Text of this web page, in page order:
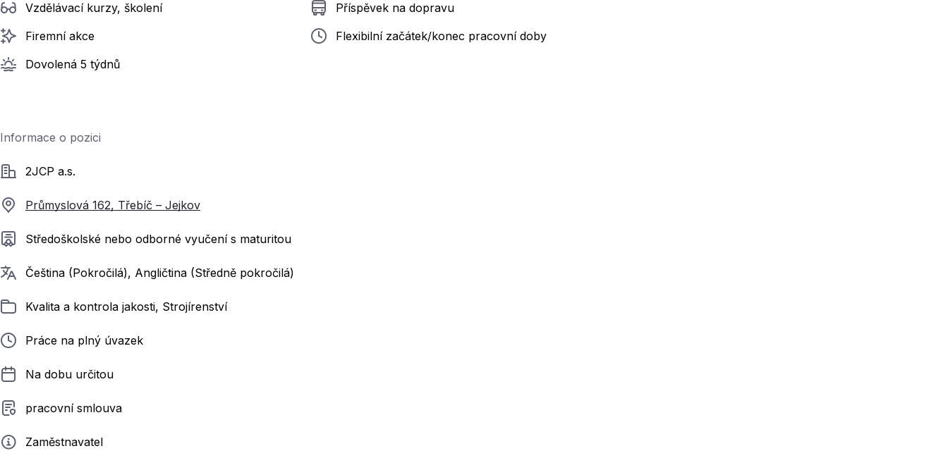
Vzdělávací kurzy, školení
Firemní akce
Dovolená 5 týdnů
Příspěvek na dopravu
Flexibilní začátek/konec pracovní doby
Informace o pozici
Společnost2JCP a.s.
Průmyslová 162, Třebíč – Jejkov
Požadované vzdělání
Středoškolské nebo odborné vyučení s maturitou
Požadované jazyky
Čeština (Pokročilá), Angličtina (Středně pokročilá)
ZařazenoKvalita a kontrola jakosti, Strojírenství
Typ pracovního poměru
Práce na plný úvazek
Délka pracovního poměru
Na dobu určitou
Typ smluvního vztahu
pracovní smlouva
ZadavatelZaměstnavatel